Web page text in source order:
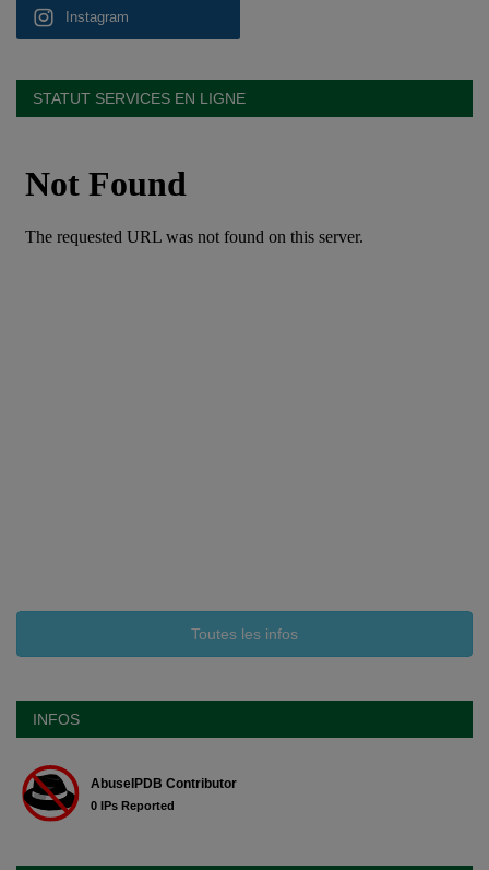
Instagram
STATUT SERVICES EN LIGNE
Toutes les infos
INFOS